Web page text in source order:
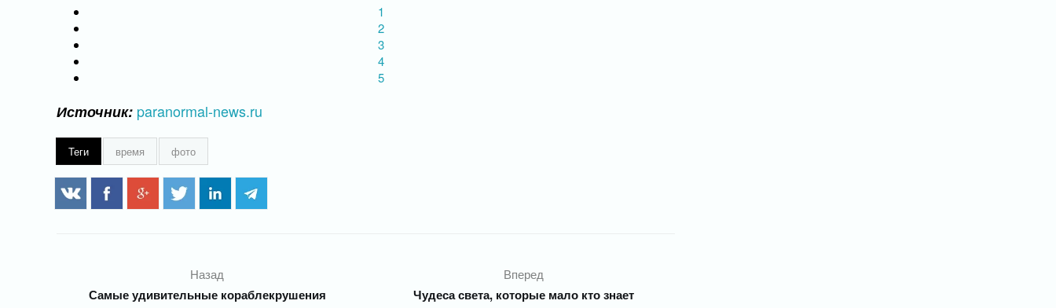
1
2
3
4
5
Источник: paranormal-news.ru
Теги время фото
Назад
Самые удивительные кораблекрушения
Вперед
Чудеса света, которые мало кто знает